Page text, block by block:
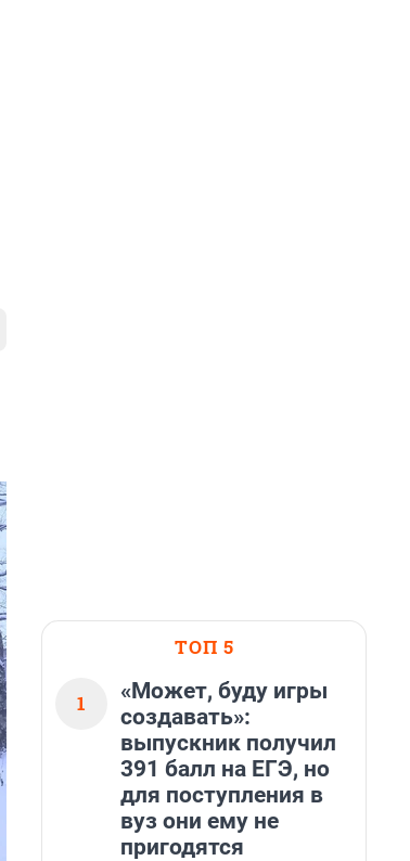
ТОП 5
1
«Может, буду игры
создавать»:
выпускник получил
391 балл на ЕГЭ, но
для поступления в
вуз они ему не
пригодятся